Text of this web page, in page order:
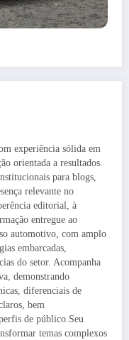
experiência sólida em
orientada a resultados.
para blogs,
relevante no
editorial, à
entregue ao
automotivo, com amplo
embarcadas,
do setor. Acompanha
demonstrando
diferenciais de
bem
de público.Seu
temas complexos